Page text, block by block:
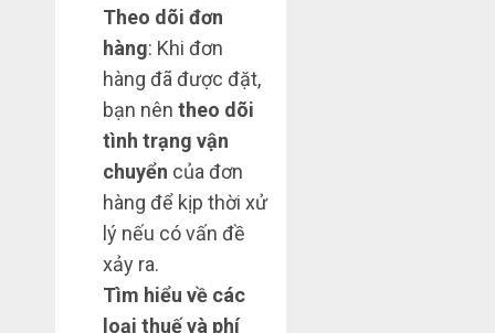
Theo dõi đơn
hàng: Khi đơn
hàng đã được đặt,
bạn nên theo dõi
tình trạng vận
chuyển của đơn
hàng để kịp thời xử
lý nếu có vấn đề
xảy ra.
Tìm hiểu về các
loại thuế và phí